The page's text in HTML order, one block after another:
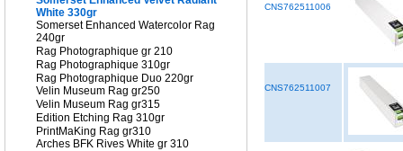
White 330gr
Somerset Enhanced Watercolor Rag
240gr
Rag Photographique gr 210
Rag Photographique 310gr
Rag Photographique Duo 220gr
Velin Museum Rag gr250
Velin Museum Rag gr315
Edition Etching Rag 310gr
PrintMaKing Rag gr310
Arches BFK Rives White gr 310
CNS762511006
CNS762511007